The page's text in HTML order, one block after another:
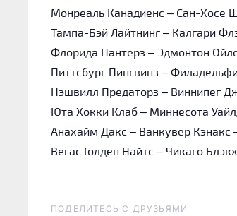
Монреаль Канадиенс – Сан-Хосе
Тампа-Бэй Лайтнинг – Калгари
Флорида Пантерз – Эдмонтон
Питтсбург Пингвинз –
Нэшвилл Предаторз – Виннипег
Юта Хокки Клаб – Миннесота
Анахайм Дакс – Ванкувер Кэнакс
Вегас Голден Найтс – Чикаго
ПОДЕЛИТЕСЬ C ДРУЗЬЯМИ